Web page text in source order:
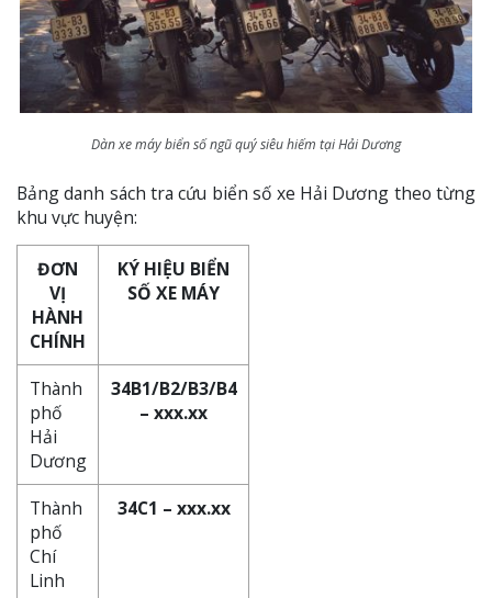
Dàn xe máy biển số ngũ quý siêu hiếm tại Hải Dương
Bảng danh sách tra cứu biển số xe Hải Dương theo từng
khu vực huyện:
ĐƠN
VỊ
HÀNH
CHÍNH
KÝ HIỆU BIỂN
SỐ XE MÁY
Thành
phố
Hải
Dương
34B1/B2/B3/B4
– xxx.xx
Thành
phố
Chí
Linh
34C1 – xxx.xx